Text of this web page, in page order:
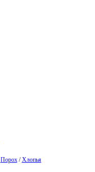
Порох/Хлопья